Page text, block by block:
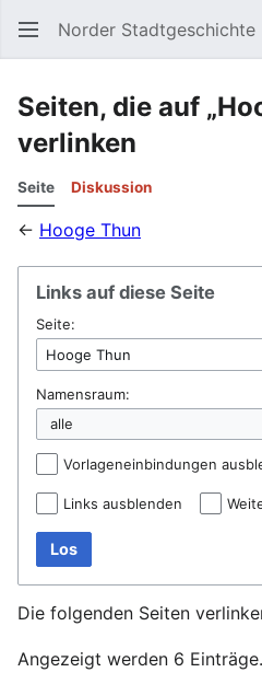
Norder Stadtgeschichte
Seiten, die auf
verlinken
Seite Diskussion
← Hooge Thun
Links auf diese Seite
Seite:
Namensraum:
Vorlageneinbindungen
Links ausblenden
Los
Die folgenden Seiten
Angezeigt werden 6 Einträge.